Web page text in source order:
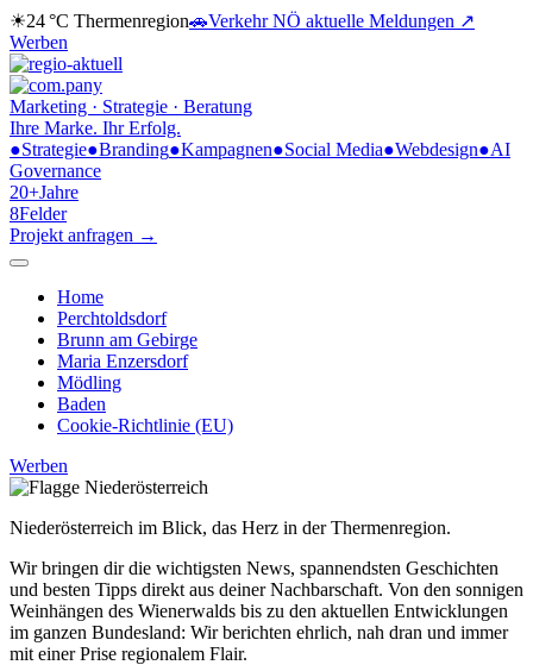
☀24 °C Thermenregion🚗Verkehr NÖ aktuelle Meldungen ↗
Werben
Marketing · Strategie · Beratung
Ihre Marke. Ihr Erfolg.
●Strategie●Branding●Kampagnen●Social Media●Webdesign●AI
Governance
20+Jahre
8Felder
Projekt anfragen →
Home
Perchtoldsdorf
Brunn am Gebirge
Maria Enzersdorf
Mödling
Baden
Cookie-Richtlinie (EU)
Werben
Niederösterreich im Blick, das Herz in der Thermenregion.
Wir bringen dir die wichtigsten News, spannendsten Geschichten
und besten Tipps direkt aus deiner Nachbarschaft. Von den sonnigen
Weinhängen des Wienerwalds bis zu den aktuellen Entwicklungen
im ganzen Bundesland: Wir berichten ehrlich, nah dran und immer
mit einer Prise regionalem Flair.